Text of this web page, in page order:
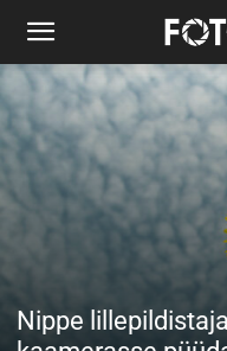
Nippe